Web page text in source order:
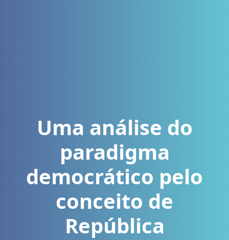
Uma análise do
paradigma
democrático pelo
conceito de
República